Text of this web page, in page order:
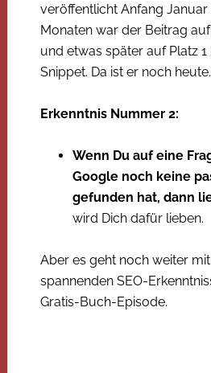
veröffentlicht Anfang Januar
Monaten war der Beitrag
und etwas später auf Platz 1
Snippet. Da ist er noch heute.
Erkenntnis Nummer 2:
Wenn Du auf eine
Google noch keine
gefunden hat, dann
wird Dich dafür lieben.
Aber es geht noch weiter
spannenden SEO-
Gratis-Buch-Episode.